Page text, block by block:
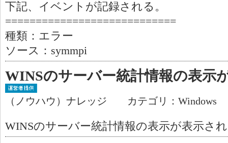
下記、イベントが記録される。
============================
種類：エラー
ソース：symmpi
WINSのサーバー統計情報の表示
（ノウハウ）ナレッジ カテゴリ：Windows
WINSのサーバー統計情報の表示が表示さ